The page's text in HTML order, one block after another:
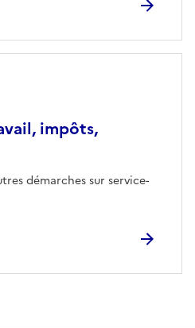
impôts,
démarches sur service-